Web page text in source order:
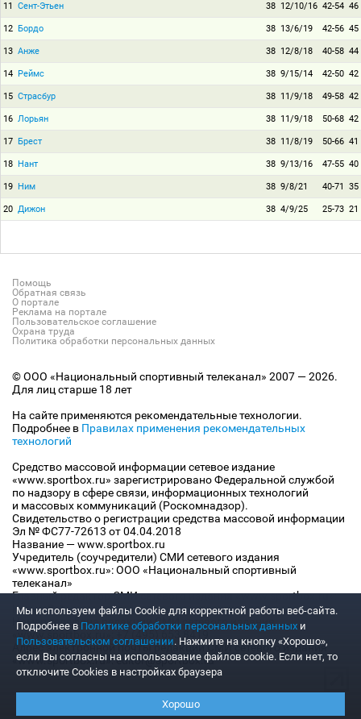
11 Сент-Этьен 38 12/10/16 42-54 46
12 Бордо 38 13/6/19 42-56 45
13 Анже 38 12/8/18 40-58 44
14 Реймс 38 9/15/14 42-50 42
15 Страсбур 38 11/9/18 49-58 42
16 Лорьян 38 11/9/18 50-68 42
17 Брест 38 11/8/19 50-66 41
18 Нант 38 9/13/16 47-55 40
19 Ним 38 9/8/21 40-71 35
20 Дижон 38 4/9/25 25-73 21
Помощь
Обратная связь
О портале
Реклама на портале
Пользовательское соглашение
Охрана труда
Политика обработки персональных данных
© ООО «Национальный спортивный телеканал» 2007 — 2026.
Для лиц старше 18 лет
На сайте применяются рекомендательные технологии.
Подробнее в Правилах применения рекомендательных
технологий
Средство массовой информации сетевое издание
«www.sportbox.ru» зарегистрировано Федеральной службой
по надзору в сфере связи, информационных технологий
и массовых коммуникаций (Роскомнадзор).
Свидетельство о регистрации средства массовой информации
Эл № ФС77-72613 от 04.04.2018
Название — www.sportbox.ru
Учредитель (соучредители) СМИ сетевого издания
«www.sportbox.ru»: ООО «Национальный спортивный
телеканал»
Главный редактор СМИ сетевого издания «www.sportbox.ru»:
Конов В.А.
Номер телефона редакции СМИ сетевого издания
«www.sportbox.ru»: +7 (495) 653 8419
Адрес электронной почты редакции СМИ сетевого издания
«www.sportbox.ru»: editor@sportbox.ru
Мы используем файлы Сookie для корректной работы веб-сайта.
Подробнее в Политике обработки персональных данных и
Пользовательском соглашении. Нажмите на кнопку «Хорошо»,
если Вы согласны на использование файлов cookie. Если нет, то
отключите Cookies в настройках браузера
Хорошо